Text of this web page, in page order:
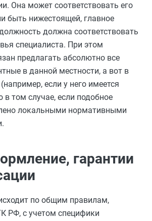
Она может соответствовать его
быть нижестоящей, главное
должна соответствовать
специалиста. При этом
предлагать абсолютно все
в данной местности, а вот в
если у него имеется
том случае, если подобное
локальными нормативными
гарантии
по общим правилам,
РФ, с учетом специфики